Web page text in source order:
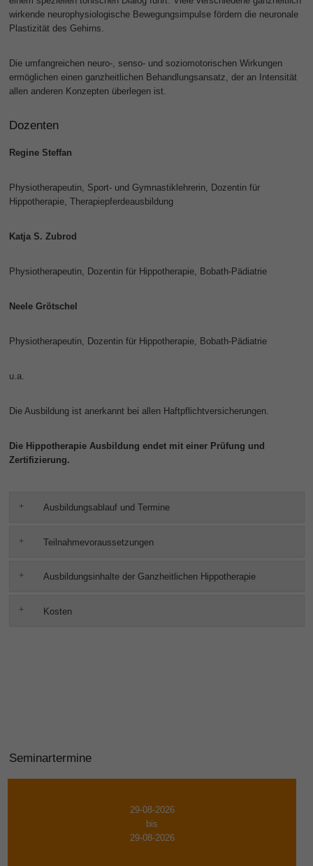
wirkende neurophysiologische Bewegungsimpulse fördern die neuronale
Plastizität des Gehirns.
Die umfangreichen neuro-, senso- und soziomotorischen Wirkungen
ermöglichen einen ganzheitlichen Behandlungsansatz, der an Intensität
allen anderen Konzepten überlegen ist.
Dozenten
Regine Steffan
Physiotherapeutin, Sport- und Gymnastiklehrerin, Dozentin für
Hippotherapie, Therapiepferdeausbildung
Katja S. Zubrod
Physiotherapeutin, Dozentin für Hippotherapie, Bobath-Pädiatrie
Neele Grötschel
Physiotherapeutin, Dozentin für Hippotherapie, Bobath-Pädiatrie
u.a.
Die Ausbildung ist anerkannt bei allen Haftpflichtversicherungen.
Die Hippotherapie Ausbildung endet mit einer Prüfung und
Zertifizierung.
Ausbildungsablauf und Termine
Teilnahmevoraussetzungen
Ausbildungsinhalte der Ganzheitlichen Hippotherapie
Kosten
Seminartermine
29-08-2026
bis
29-08-2026